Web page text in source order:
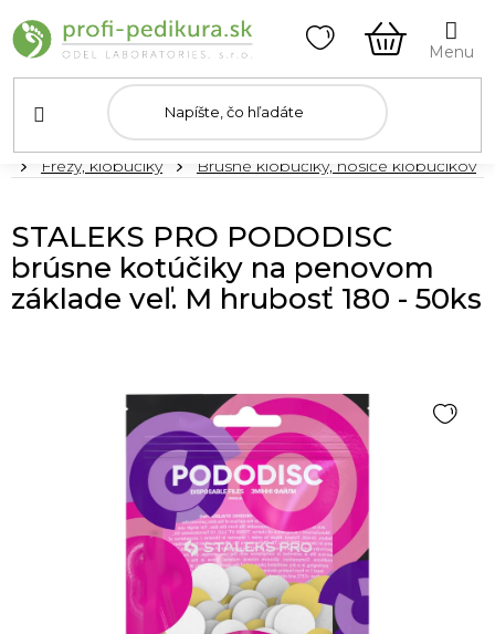
na
obsah
KOŠÍK
DomovFrézy, klobúčiky Brúsne klobúčiky, nosiče klobúčikov
STALEKS PRO PODODISC
brúsne kotúčiky na penovom
základe veľ. M hrubosť 180 - 50ks